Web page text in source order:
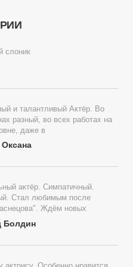
слоник
и талантливый Актёр. Во
разный, во всех работах на
даже в
актёр. Симпатичный.
Стал любимым после
Ждём новых
Болдин